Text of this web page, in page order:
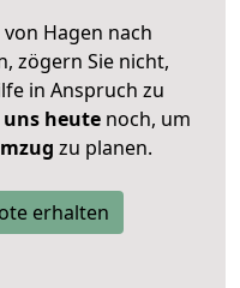
Hagen nach
zögern Sie nicht,
in Anspruch zu
heutenoch, um
zu planen.
erhalten